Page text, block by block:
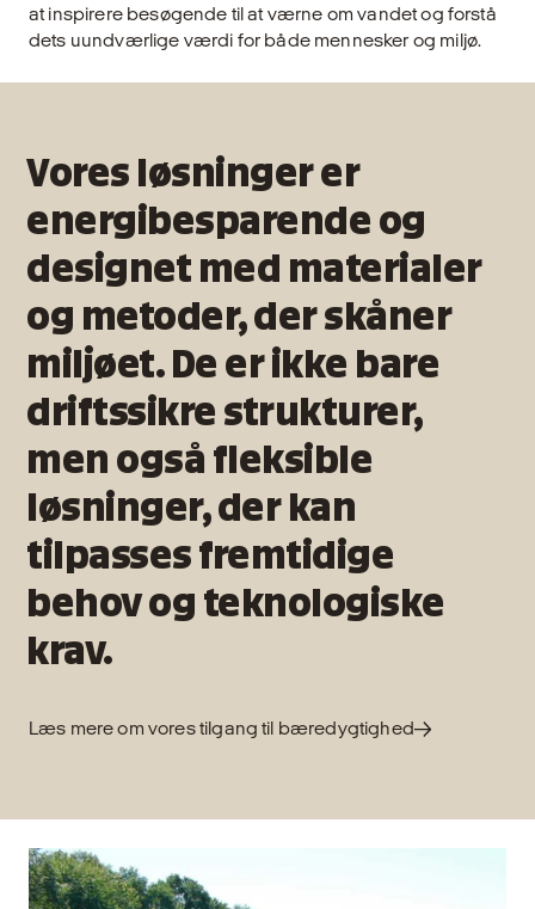
at inspirere besøgende til at værne om vandet og forstå
dets uundværlige værdi for både mennesker og miljø.
Vores løsninger er
energibesparende og
designet med materialer
og metoder, der skåner
miljøet. De er ikke bare
driftssikre strukturer,
men også fleksible
løsninger, der kan
tilpasses fremtidige
behov og teknologiske
krav.
Læs mere om vores tilgang til bæredygtighed